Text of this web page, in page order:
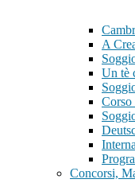
A
Un tè
Corso
Concorsi,